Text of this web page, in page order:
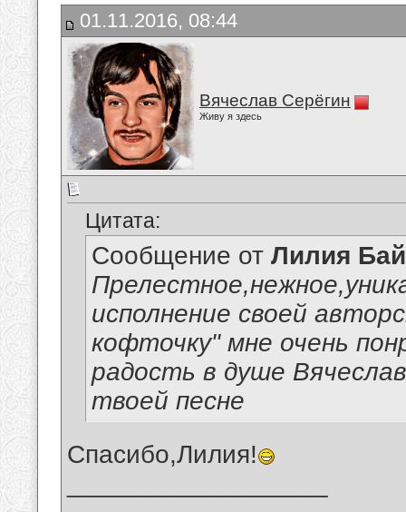
01.11.2016, 08:44
Вячеслав Серёгин
Живу я здесь
Цитата:
Сообщение от Лилия
исполнение своей
кофточку" мне очень
радость в душе
твоей песне
Спасибо,Лилия!